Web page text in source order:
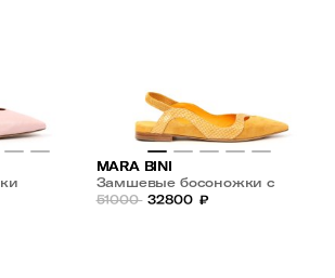
MARA BINI
Замшевые босоножки с
кожаными вставками под
51000 32800 ₽